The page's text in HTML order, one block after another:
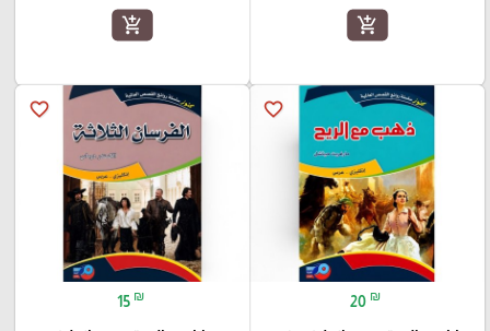
add_shopping_cart
add_shopping_cart
favorite_border
20 ₪
favorite_border
15 ₪